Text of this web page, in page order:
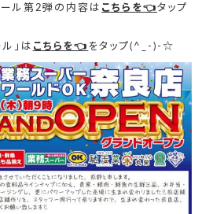
ル第2弾の内容は こちらを👈タップ
」は こちらを👈 をタップ(^_-)-☆